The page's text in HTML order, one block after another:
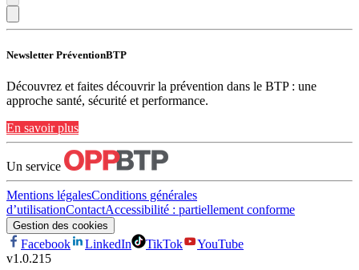
Newsletter PréventionBTP
Découvrez et faites découvrir la prévention dans le BTP : une
approche santé, sécurité et performance.
En savoir plus
Un service
Mentions légalesConditions générales
d’utilisationContactAccessibilité : partiellement conforme
Gestion des cookies
Facebook LinkedIn TikTok
YouTube
v1.0.215